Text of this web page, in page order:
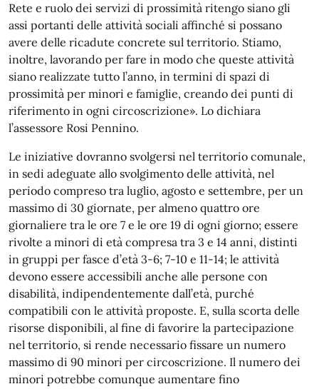
Rete e ruolo dei servizi di prossimità ritengo siano gli
assi portanti delle attività sociali affinché si possano
avere delle ricadute concrete sul territorio. Stiamo,
inoltre, lavorando per fare in modo che queste attività
siano realizzate tutto l’anno, in termini di spazi di
prossimità per minori e famiglie, creando dei punti di
riferimento in ogni circoscrizione». Lo dichiara
l’assessore Rosi Pennino.
Le iniziative dovranno svolgersi nel territorio comunale,
in sedi adeguate allo svolgimento delle attività, nel
periodo compreso tra luglio, agosto e settembre, per un
massimo di 30 giornate, per almeno quattro ore
giornaliere tra le ore 7 e le ore 19 di ogni giorno; essere
rivolte a minori di età compresa tra 3 e 14 anni, distinti
in gruppi per fasce d’età 3-6; 7-10 e 11-14; le attività
devono essere accessibili anche alle persone con
disabilità, indipendentemente dall’età, purché
compatibili con le attività proposte. E, sulla scorta delle
risorse disponibili, al fine di favorire la partecipazione
nel territorio, si rende necessario fissare un numero
massimo di 90 minori per circoscrizione. Il numero dei
minori potrebbe comunque aumentare fino